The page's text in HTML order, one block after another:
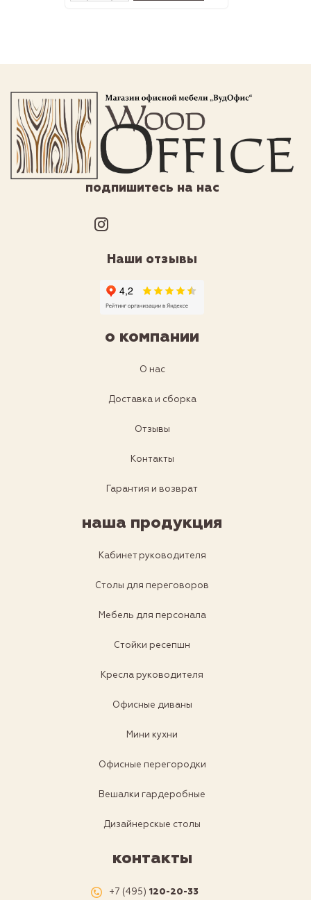
подпишитесь на нас
Наши отзывы
о компании
О нас
Доставка и сборка
Отзывы
Контакты
Гарантия и возврат
наша продукция
Кабинет руководителя
Столы для переговоров
Мебель для персонала
Стойки ресепшн
Кресла руководителя
Офисные диваны
Мини кухни
Офисные перегородки
Вешалки гардеробные
Дизайнерскые столы
контакты
+7 (495) 120-20-33